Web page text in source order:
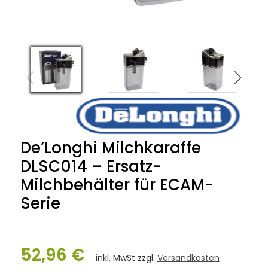
De’Longhi Milchkaraffe
DLSC014 – Ersatz-
Milchbehälter für ECAM-
Serie
52,96 € inkl. MwSt zzgl. Versandkosten